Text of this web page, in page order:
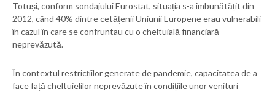
Totuși, conform sondajului Eurostat, situația s-a îmbunătățit din
2012, când 40% dintre cetățenii Uniunii Europene erau vulnerabili
în cazul în care se confruntau cu o cheltuială financiară
neprevăzută.
În contextul restricțiilor generate de pandemie, capacitatea de a
face față cheltuielilor neprevăzute în condițiile unor venituri